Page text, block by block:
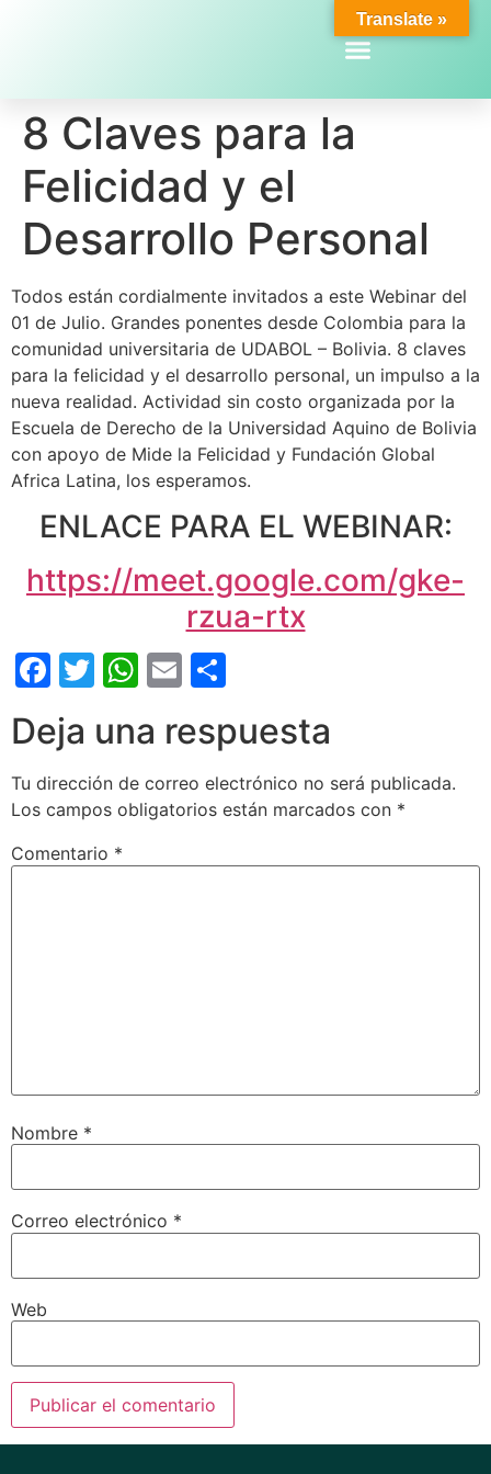
8 Claves para la
Felicidad y el
Desarrollo Personal
Todos están cordialmente invitados a este Webinar del
01 de Julio. Grandes ponentes desde Colombia para la
comunidad universitaria de UDABOL – Bolivia. 8 claves
para la felicidad y el desarrollo personal, un impulso a la
nueva realidad. Actividad sin costo organizada por la
Escuela de Derecho de la Universidad Aquino de Bolivia
con apoyo de Mide la Felicidad y Fundación Global
Africa Latina, los esperamos.
ENLACE PARA EL WEBINAR:
https://meet.google.com/gke-
rzua-rtx
Facebook
Twitter
WhatsApp
Email
Deja una respuesta
Tu dirección de correo electrónico no será publicada.
Los campos obligatorios están marcados con *
Comentario *
Nombre *
Correo electrónico *
Web
Translate »